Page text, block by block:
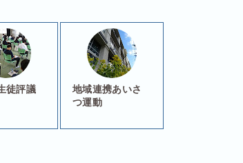
徒評議
地域連携あいさ
つ運動